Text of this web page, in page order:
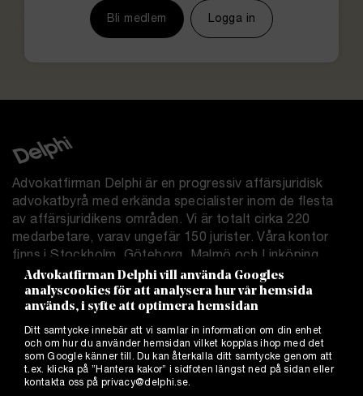
Bli medlem Logga in
Advokatfirman Delphi är en progressiv affärsjuridisk
advokatbyrå med erkända specialister inom de flesta
av affärsjuridikens områden. Vi är totalt cirka 220
medarbetare, varav ungefär 150 jurister. Våra kontor
finns i Stockholm, Göteborg, Malmö och Linköping.
Delphi.se
Integritetspolicy
Cookies
Hantera kakor
Advokatfirman Delphi vill använda Googles
analyscookies för att analysera hur vår hemsida
används, i syfte att optimera hemsidan
Ditt samtycke innebär att vi samlar in information om din enhet
och om hur du använder hemsidan vilket kopplas ihop med det
som Google känner till. Du kan återkalla ditt samtycke genom att
t.ex. klicka på ”Hantera kakor” i sidfoten längst ned på sidan eller
kontakta oss på privacy@delphi.se.